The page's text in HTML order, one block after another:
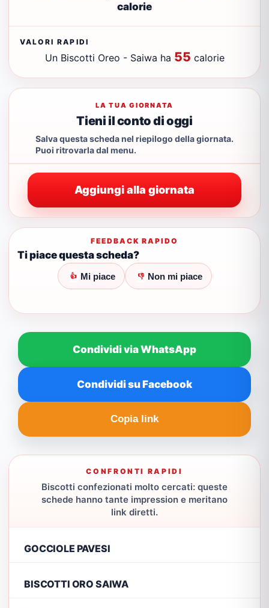
calorie
VALORI RAPIDI
Un Biscotti Oreo - Saiwa ha 55 calorie
LA TUA GIORNATA
Tieni il conto di oggi
Salva questa scheda nel riepilogo della giornata.
Puoi ritrovarla dal menu.
Aggiungi alla giornata
FEEDBACK RAPIDO
Ti piace questa scheda?
👍 Mi piace 👎 Non mi piace
Condividi via WhatsApp
Condividi su Facebook
Copia link
CONFRONTI RAPIDI
Biscotti confezionati molto cercati: queste
schede hanno tante impression e meritano
link diretti.
GOCCIOLE PAVESI
BISCOTTI ORO SAIWA